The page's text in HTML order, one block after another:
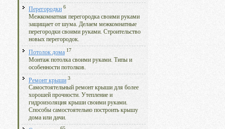
Перегородки 6
Межкомнатная перегородка своими руками
защищает от шума. Делаем межкомнатные
перегородки своими руками. Строительство
новых перегородок.
Потолок дома 17
Монтаж потолка своими руками. Типы и
особенности потолков.
Ремонт крыши 3
Самостоятельный ремонт крыши для более
хорошей прочности. Утепление и
гидроизоляция крыши своими руками.
Способы самостоятельно построить крышу
дома или дачи.